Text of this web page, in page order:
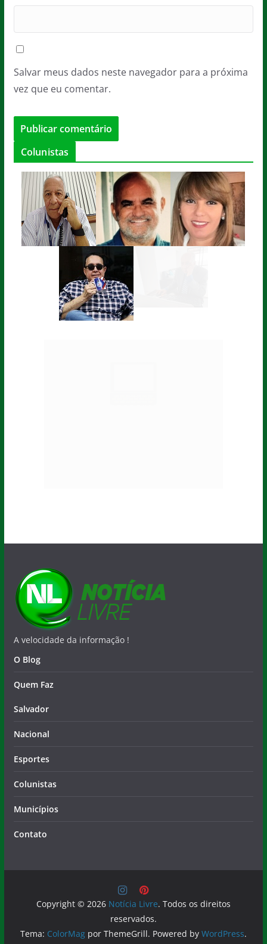
Salvar meus dados neste navegador para a próxima
vez que eu comentar.
Colunistas
A velocidade da informação !
O Blog
Quem Faz
Salvador
Nacional
Esportes
Colunistas
Municípios
Contato
Copyright © 2026 Notícia Livre. Todos os direitos
reservados.
Tema: ColorMagpor ThemeGrill. Powered by WordPress.